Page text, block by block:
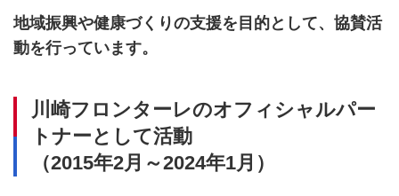
地域振興や健康づくりの支援を目的として、協賛活
動を行っています。
川崎フロンターレのオフィシャルパー
トナーとして活動
（2015年2月～2024年1月）